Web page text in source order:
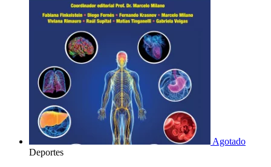
Agotado
Deportes